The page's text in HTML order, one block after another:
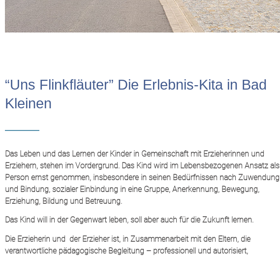
“Uns Flinkfläuter” Die Erlebnis-Kita in Bad
Kleinen
Das Leben und das Lernen der Kinder in Gemeinschaft mit Erzieherinnen und
Erziehern, stehen im Vordergrund. Das Kind wird im Lebensbezogenen Ansatz als
Person ernst genommen, insbesondere in seinen Bedürfnissen nach Zuwendung
und Bindung, sozialer Einbindung in eine Gruppe, Anerkennung, Bewegung,
Erziehung, Bildung und Betreuung.
Das Kind will in der Gegenwart leben, soll aber auch für die Zukunft lernen.
Die Erzieherin und der Erzieher ist, in Zusammenarbeit mit den Eltern, die
verantwortliche pädagogische Begleitung – professionell und autorisiert,